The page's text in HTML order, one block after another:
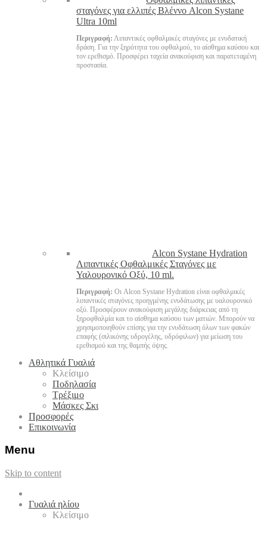
σταγόνες για ελλιπές Βλέννο Alcon Systane
Ultra 10ml
Περιγραφή: Λιπαντικές οφθαλμικές σταγόνες με ενυδατική
δράση. Για την ξηρότητα του οφθαλμού, το αίσθημα καύσου και
τον ερεθισμό. Προσφέρει ταχεία ανακούφιση και παρατεταμένη
προστασία.
Alcon Systane Hydration
Λιπαντικές Οφθαλμικές Σταγόνες με
Υαλουρονικό Οξύ, 10 ml.
Περιγραφή: Οι Alcon Systane Hydration είναι οφθαλμικές
λιπαντικές σταγόνες προηγμένης ενυδάτωσης με υαλουρονικό
οξύ. Προσφέρουν ανακούφιση μεγάλης διάρκειας από τη
ξηροφθαλμία και το αίσθημα καύσου των ματιών. Μπορούν να
χρησιμοποιηθούν επίσης για την ενυδάτωση όλων των φακών
επαφής (σιλικόνης υδρογέλης, υδρόφιλων) για μείωση του
ερεθισμού και της θαμπής όψης.
Αθλητικά Γυαλιά
Κλείσιμο
Ποδηλασία
Τρέξιμο
Μάσκες Σκι
Προσφορές
Επικοινωνία
Menu
Skip to content
Γυαλιά ηλίου
Κλείσιμο